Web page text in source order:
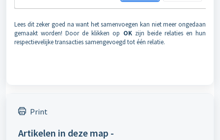
Lees dit zeker goed na want het samenvoegen kan niet meer ongedaan
gemaakt worden! Door de klikken op OK zijn beide relaties en hun
respectievelijke transacties samengevoegd tot één relatie.
Print
Artikelen in deze map -